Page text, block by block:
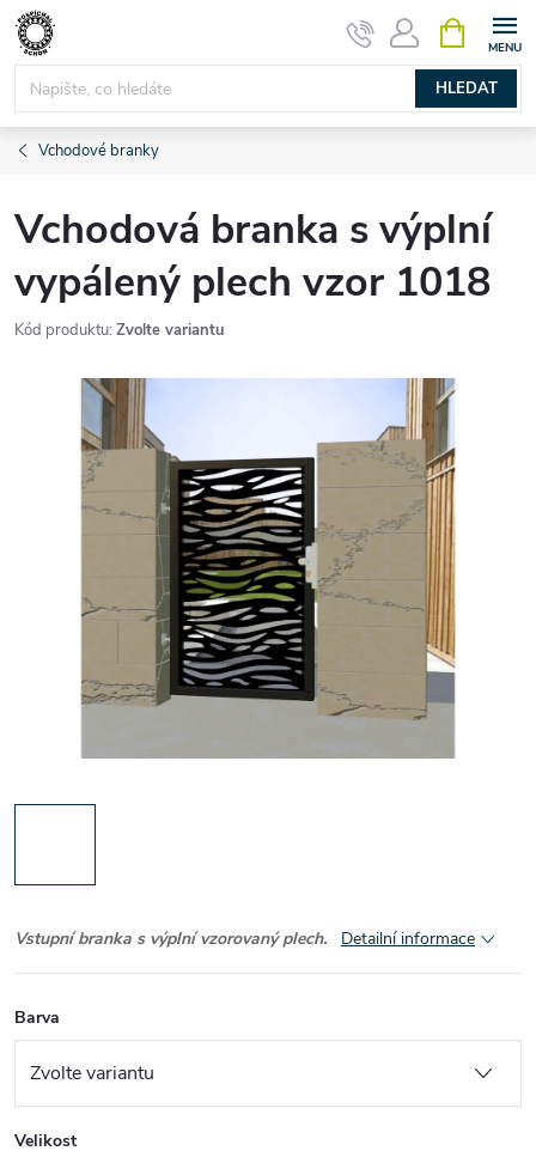
Přejít
obsah
HLEDAT
NÁKUPNÍ
KOŠÍK
Vchodové branky
Vchodová branka s výplní
vypálený plech vzor 1018
Kód produktu: Zvolte variantu
Vstupní branka s výplní vzorovaný plech. Detailní informace
Barva
Velikost